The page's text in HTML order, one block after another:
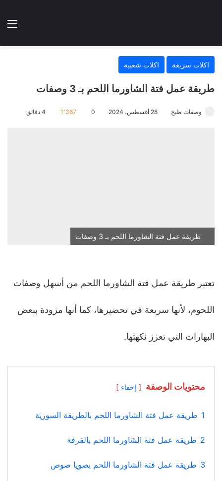
الوضع
اكلات سريعة اكلات شعبية
طريقة عمل فتة الشاورما اللحم بـ 3 وصفات
وصفات طبخ 28 أغسطس، 2024 0 1٬367
طريقة عمل فتة الشاورما اللحم بـ 3 وصفات
تعتبر طريقة عمل فتة الشاورما اللحم من أسهل وصفات
اللحوم، لأنها سريعة في تحضيرها، كما أنها مزودة ببعض
البهارات التي تعزز نكهتها.
محتويات الوصفة إخفاء
1 طريقة عمل فتة الشاورما اللحم بالطريقة السورية
2 طريقة عمل فتة الشاورما اللحم بالقرفة
3 طريقة عمل فتة الشاورما اللحم بصويا صوص